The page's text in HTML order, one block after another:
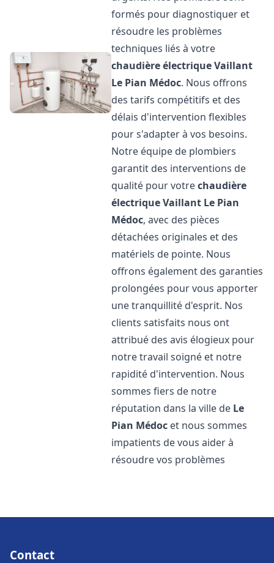
formés pour diagnostiquer et
résoudre les problèmes
techniques liés à votre
chaudière électrique Vaillant
Le Pian Médoc. Nous offrons
des tarifs compétitifs et des
délais d'intervention flexibles
pour s'adapter à vos besoins.
Notre équipe de plombiers
garantit des interventions de
qualité pour votrechaudière
électrique Vaillant Le Pian
Médoc, avec des pièces
détachées originales et des
matériels de pointe. Nous
offrons également des garanties
prolongées pour vous apporter
une tranquillité d'esprit. Nos
clients satisfaits nous ont
attribué des avis élogieux pour
notre travail soigné et notre
rapidité d'intervention. Nous
sommes fiers de notre
réputation dans la ville de Le
Pian Médoc et nous sommes
impatients de vous aider à
résoudre vos problèmes
Contact